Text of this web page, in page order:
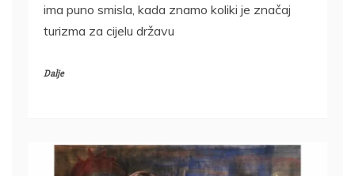
ima puno smisla, kada znamo koliki je značaj
turizma za cijelu državu
Dalje